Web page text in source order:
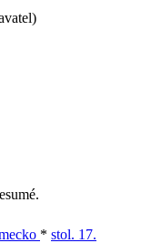
* stol. 17.